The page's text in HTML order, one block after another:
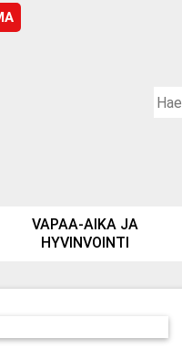
Hae:
VAPAA-AIKA JA
HYVINVOINTI